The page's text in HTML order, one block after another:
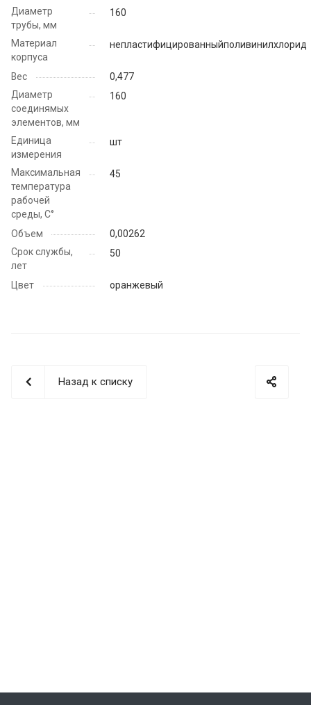
Диаметр
трубы, мм
160
Материал
корпуса
непластифицированныйполивинилхлорид
Вес
0,477
Диаметр
соединямых
элементов, мм
160
Единица
измерения
шт
Максимальная
температура
рабочей
среды, С°
45
Объем
0,00262
Срок службы,
лет
50
Цвет оранжевый
Назад к списку